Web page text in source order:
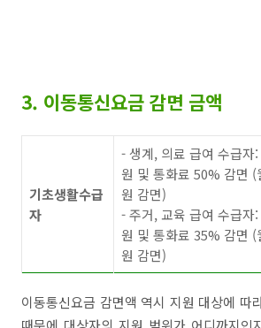
3. 이동통신요금 감면 금액
기초생활수급
자
- 생계, 의료 급여 수급자
원 및 통화료 50% 감면
원 감면)
- 주거, 교육 급여 수급자
원 및 통화료 35% 감면
원 감면)
이동통신요금 감면액 역시 지원 대상에 따